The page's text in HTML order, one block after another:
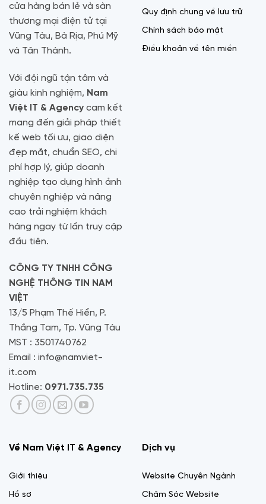
cửa hàng bán lẻ và sàn
thương mại điện tử tại
Vũng Tàu, Bà Rịa, Phú Mỹ
và Tân Thành.
Với đội ngũ tận tâm và
giàu kinh nghiệm, Nam
Việt IT & Agency cam kết
mang đến giải pháp thiết
kế web tối ưu, giao diện
đẹp mắt, chuẩn SEO, chi
phí hợp lý, giúp doanh
nghiệp tạo dựng hình ảnh
chuyên nghiệp và nâng
cao trải nghiệm khách
hàng ngay từ lần truy cập
đầu tiên.
CÔNG TY TNHH CÔNG
NGHỆ THÔNG TIN NAM
VIỆT
13/5 Phạm Thế Hiển, P.
Thắng Tam, Tp. Vũng Tàu
MST : 3501740762
Email : info@namviet-
it.com
Hotline: 0971.735.735
Quy định chung về lưu trữ
Chính sách bảo mật
Điều khoản về tên miền
Về Nam Việt IT & Agency
Giới thiệu
Hồ sơ
Dịch vụ
Website Chuyên Ngành
Chăm Sóc Website